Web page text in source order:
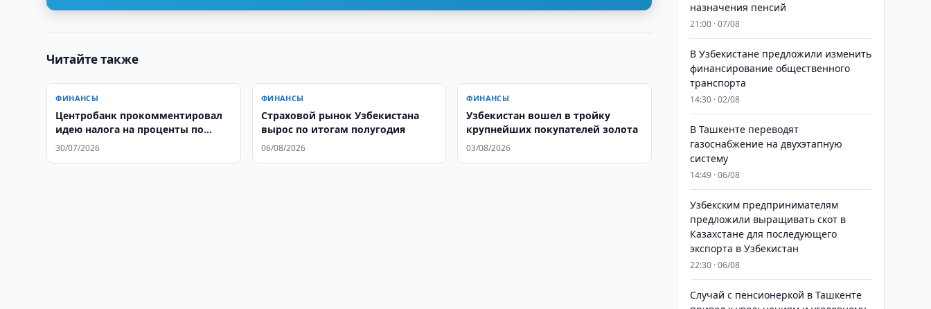
Читайте также
ФИНАНСЫ
Центробанк прокомментировал
идею налога на проценты по
вкладам
30/07/2026
ФИНАНСЫ
Страховой рынок Узбекистана
вырос по итогам полугодия
06/08/2026
ФИНАНСЫ
Узбекистан вошел в тройку
крупнейших покупателей золота
03/08/2026
назначения пенсий
21:00 · 07/08
В Узбекистане предложили изменить
финансирование общественного
транспорта
14:30 · 02/08
В Ташкенте переводят
газоснабжение на двухэтапную
систему
14:49 · 06/08
Узбекским предпринимателям
предложили выращивать скот в
Казахстане для последующего
экспорта в Узбекистан
22:30 · 06/08
Случай с пенсионеркой в Ташкенте